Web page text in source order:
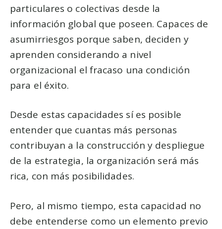
particulares o colectivas desde la
información global que poseen. Capaces de
asumirriesgos porque saben, deciden y
aprenden considerando a nivel
organizacional el fracaso una condición
para el éxito.
Desde estas capacidades sí es posible
entender que cuantas más personas
contribuyan a la construcción y despliegue
de la estrategia, la organización será más
rica, con más posibilidades.
Pero, al mismo tiempo, esta capacidad no
debe entenderse como un elemento previo